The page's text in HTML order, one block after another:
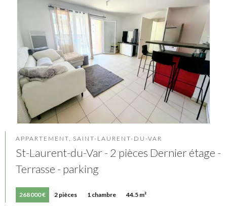
APPARTEMENT, SAINT-LAURENT-DU-VAR
St-Laurent-du-Var - 2 pièces Dernier étage -
Terrasse - parking
268 000 € 2 pièces 1 chambre 44.5 m²